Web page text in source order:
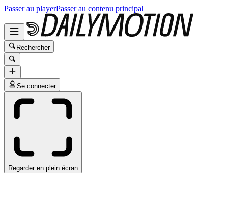
Passer au playerPasser au contenu principal
Rechercher
Se connecter
Regarder en plein écran